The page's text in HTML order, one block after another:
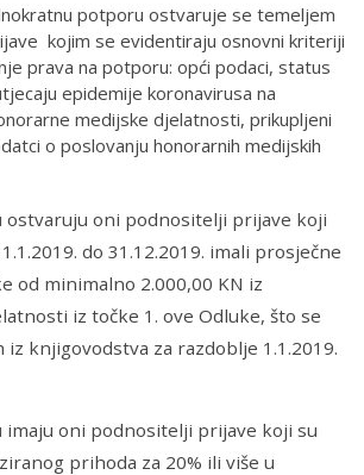
potporu ostvaruje se temeljem
kojim se evidentiraju osnovni kriteriji
prava na potporu: opći podaci, status
epidemije koronavirusa na
medijske djelatnosti, prikupljeni
o poslovanju honorarnih medijskih
ostvaruju oni podnositelji prijave koji
do 31.12.2019. imali prosječne
od minimalno 2.000,00 KN iz
iz točke 1. ove Odluke, što se
iz knjigovodstva za razdoblje 1.1.2019.
imaju oni podnositelji prijave koji su
prihoda za 20% ili više u